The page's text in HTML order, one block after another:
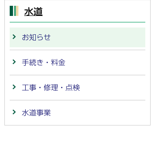
水道
お知らせ
手続き・料金
工事・修理・点検
水道事業